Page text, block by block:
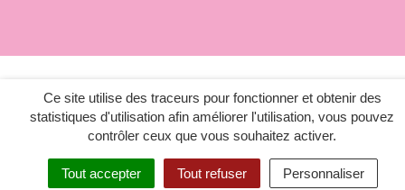
Ce site utilise des traceurs pour fonctionner et obtenir des
statistiques d'utilisation afin améliorer l'utilisation, vous pouvez
contrôler ceux que vous souhaitez activer.
Tout accepter Tout refuser Personnaliser
MENU RECHERCHER EN 1 CLIC ACCESSIBILITÉ